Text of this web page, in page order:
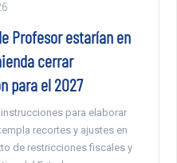
Profesor estarían en
cerrar
para el 2027
para elaborar
recortes y ajustes en
de restricciones fiscales y